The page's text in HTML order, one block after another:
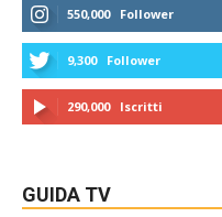
550,000 Follower
9,300 Follower
290,000 Iscritti
GUIDA TV